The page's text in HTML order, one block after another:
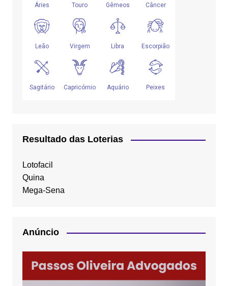
Resultado das Loterias
Lotofacil
Quina
Mega-Sena
Anúncio